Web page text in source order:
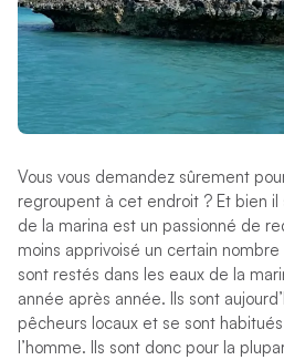
Vous vous demandez sûrement
regroupent à cet endroit ? Et bien
de la marina est un passionné de
moins apprivoisé un certain
sont restés dans les eaux de la
année après année. Ils sont
pêcheurs locaux et se sont
l’homme. Ils sont donc pour la